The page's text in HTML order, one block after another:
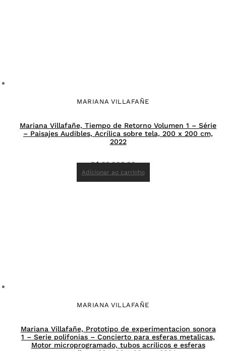
MARIANA VILLAFAÑE
Mariana Villafañe, Tiempo de Retorno Volumen 1 – Série
– Paisajes Audibles, Acrílica sobre tela, 200 x 200 cm,
2022
R$80.000,00
Adicionar ao carrinho
MARIANA VILLAFAÑE
Mariana Villafañe, Prototipo de experimentacion sonora
1 – Serie polifonias – Concierto para esferas metalicas,
Motor microprogramado, tubos acrílicos e esferas